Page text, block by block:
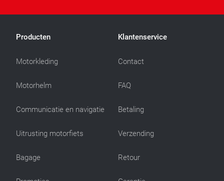
Producten
Motorkleding
Motorhelm
Communicatie en navigatie
Uitrusting motorfiets
Bagage
Klantenservice
Contact
FAQ
Betaling
Verzending
Retour